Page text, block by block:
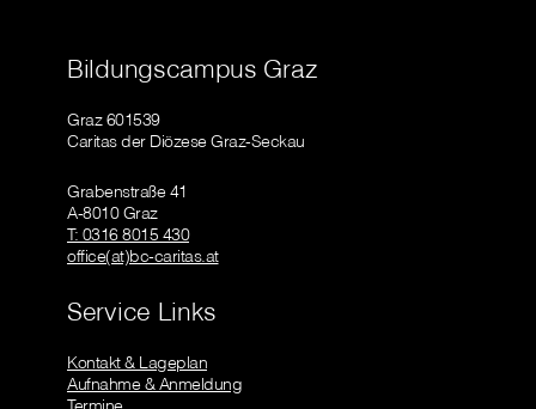
Bildungscampus Graz
Graz 601539
Caritas der Diözese Graz-Seckau
Grabenstraße 41
A-8010 Graz
T: 0316 8015 430
office(at)bc-caritas.at
Service Links
Kontakt & Lageplan
Aufnahme & Anmeldung